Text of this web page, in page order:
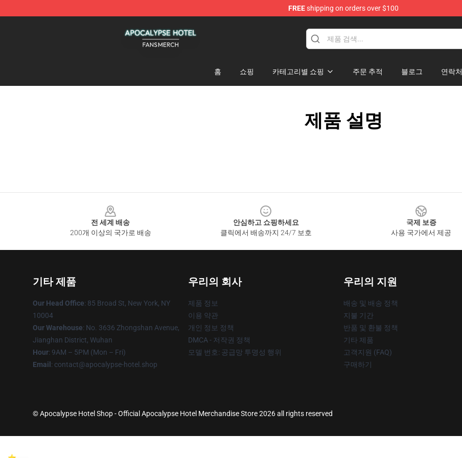
FREEshipping on orders over $100
홈 쇼핑 카테고리별 쇼핑 주문 추적 블로그 연락처
제품 설명
전 세계 배송
200개 이상의 국가로 배송
안심하고 쇼핑하세요
클릭에서 배송까지 24/7 보호
국제 보증
사용 국가에서 제공
기타 제품
Our Head Office: 85 Broad St, New York, NY
10004
Our Warehouse: No. 3636 Zhongshan Avenue,
Jianghan District, Wuhan
Hour: 9AM – 5PM (Mon – Fri)
Email : contact@apocalypse-hotel.shop
우리의 회사
제품 정보
이용 약관
개인 정보 정책
DMCA - 저작권 정책
모델 번호: 공급망 투명성 행위
우리의 지원
배송 및 배송 정책
지불 기간
반품 및 환불 정책
기타 제품
고객지원 (FAQ)
구매하기
© Apocalypse Hotel Shop - Official Apocalypse Hotel Merchandise Store 2026 all rights reserved